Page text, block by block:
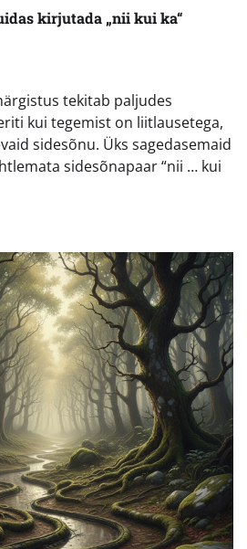
kirjutada „nii kui ka“
tekitab paljudes
kui tegemist on liitlausetega,
sidesõnu. Üks sagedasemaid
sidesõnapaar “nii … kui